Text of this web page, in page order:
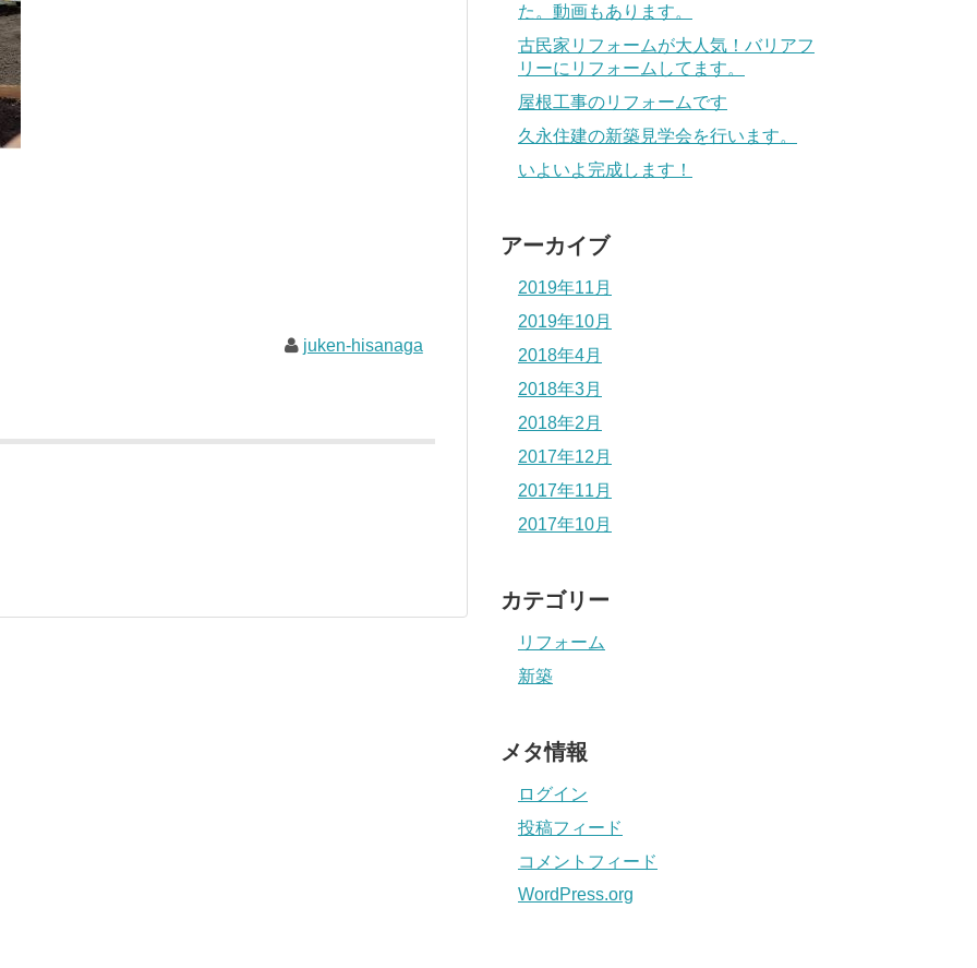
juken-hisanaga
た。動画もあります。
古民家リフォームが大人気！バリアフ
リーにリフォームしてます。
屋根工事のリフォームです
久永住建の新築見学会を行います。
いよいよ完成します！
アーカイブ
2019年11月
2019年10月
2018年4月
2018年3月
2018年2月
2017年12月
2017年11月
2017年10月
カテゴリー
リフォーム
新築
メタ情報
ログイン
投稿フィード
コメントフィード
WordPress.org